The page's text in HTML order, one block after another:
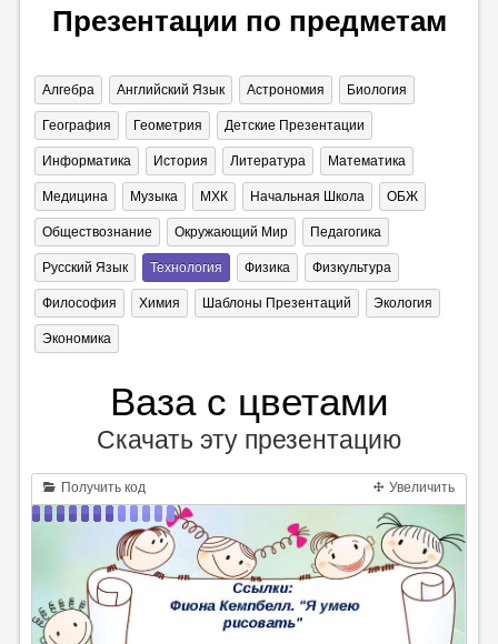
Презентации по предметам
Алгебра Английский Язык Астрономия Биология
География Геометрия Детские Презентации
Информатика История Литература Математика
Медицина Музыка МХК Начальная Школа ОБЖ
Обществознание Окружающий Мир Педагогика
Русский Язык Технология Физика Физкультура
Философия Химия Шаблоны Презентаций Экология
Экономика
Ваза с цветами
Скачать эту презентацию
Получить код Увеличить